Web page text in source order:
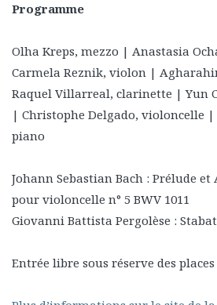
Programme
Olha Kreps, mezzo | Anastasia
Carmela Reznik, violon |
Raquel Villarreal, clarinette | Yun
| Christophe Delgado, violoncelle
piano
Johann Sebastian Bach : Prélude
pour violoncelle n° 5 BWV 1011
Giovanni Battista Pergolèse :
Entrée libre sous réserve des